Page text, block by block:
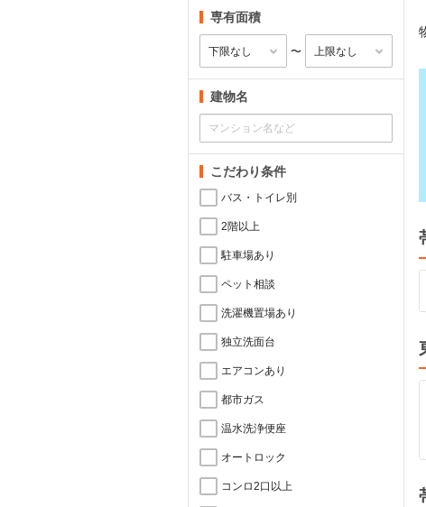
専有面積
〜
建物名
こだわり条件
バス・トイレ別
2階以上
駐車場あり
ペット相談
洗濯機置場あり
独立洗面台
エアコンあり
都市ガス
温水洗浄便座
オートロック
コンロ2口以上